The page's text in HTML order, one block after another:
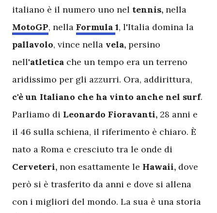
italiano è il numero uno nel tennis, nella
MotoGP, nella Formula 1, l'Italia domina la
pallavolo, vince nella vela, persino
nell'atletica che un tempo era un terreno
aridissimo per gli azzurri. Ora, addirittura,
c'è un Italiano che ha vinto anche nel surf.
Parliamo di Leonardo Fioravanti, 28 anni e
il 46 sulla schiena, il riferimento è chiaro. È
nato a Roma e cresciuto tra le onde di
Cerveteri, non esattamente le Hawaii, dove
però si è trasferito da anni e dove si allena
con i migliori del mondo. La sua è una storia